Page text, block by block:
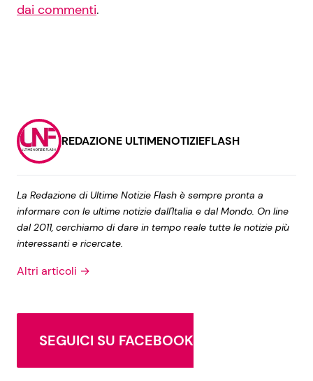
dai commenti.
REDAZIONE ULTIMENOTIZIEFLASH
La Redazione di Ultime Notizie Flash è sempre pronta a
informare con le ultime notizie dall'Italia e dal Mondo. On line
dal 2011, cerchiamo di dare in tempo reale tutte le notizie più
interessanti e ricercate.
Altri articoli →
SEGUICI SU FACEBOOK